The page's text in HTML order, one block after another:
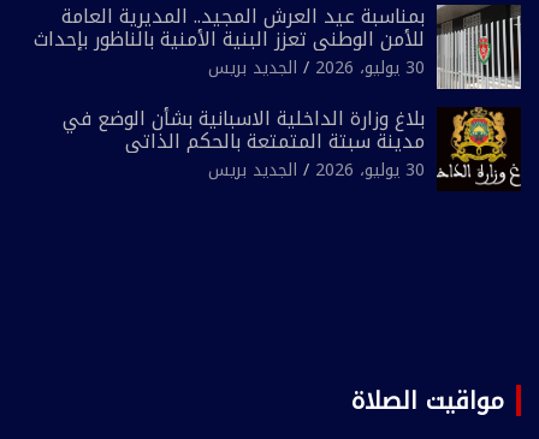
بمناسبة عيد العرش المجيد.. المديرية العامة
للأمن الوطني تعزز البنية الأمنية بالناظور بإحداث
فرقتين جديدتين
30 يوليو، 2026 الجديد بريس
بلاغ وزارة الداخلية الاسبانية بشأن الوضع في
مدينة سبتة المتمتعة بالحكم الذاتي
30 يوليو، 2026 الجديد بريس
مواقيت الصلاة